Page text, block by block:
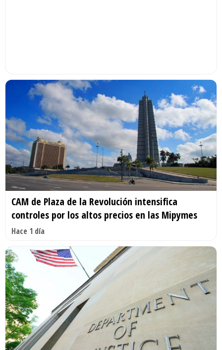
CAM de Plaza de la Revolución intensifica
controles por los altos precios en las Mipymes
Hace 1 día